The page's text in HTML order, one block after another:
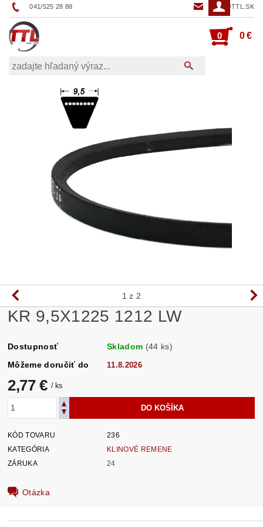
041/525 28 88 TTL@TTL.SK
0 0 €
1 z 2
KR 9,5X1225 1212 LW
Dostupnosť Skladom (44 ks)
Môžeme doručiť do
11.8.2026
2,77 € / ks
KÓD TOVARU
236
KATEGÓRIA
KLINOVÉ REMENE
ZÁRUKA
24
Otázka